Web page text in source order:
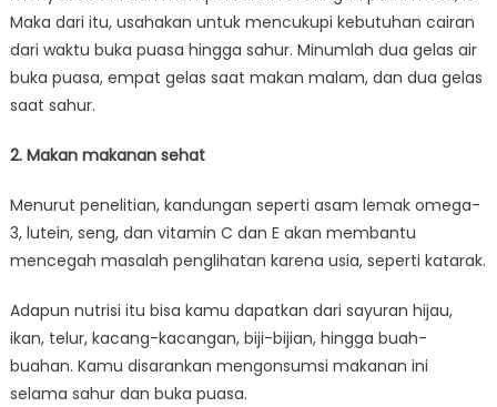
Maka dari itu, usahakan untuk mencukupi kebutuhan cairan
dari waktu buka puasa hingga sahur. Minumlah dua gelas air
buka puasa, empat gelas saat makan malam, dan dua gelas
saat sahur.
2. Makan makanan sehat
Menurut penelitian, kandungan seperti asam lemak omega-
3, lutein, seng, dan vitamin C dan E akan membantu
mencegah masalah penglihatan karena usia, seperti katarak.
Adapun nutrisi itu bisa kamu dapatkan dari sayuran hijau,
ikan, telur, kacang-kacangan, biji-bijian, hingga buah-
buahan. Kamu disarankan mengonsumsi makanan ini
selama sahur dan buka puasa.